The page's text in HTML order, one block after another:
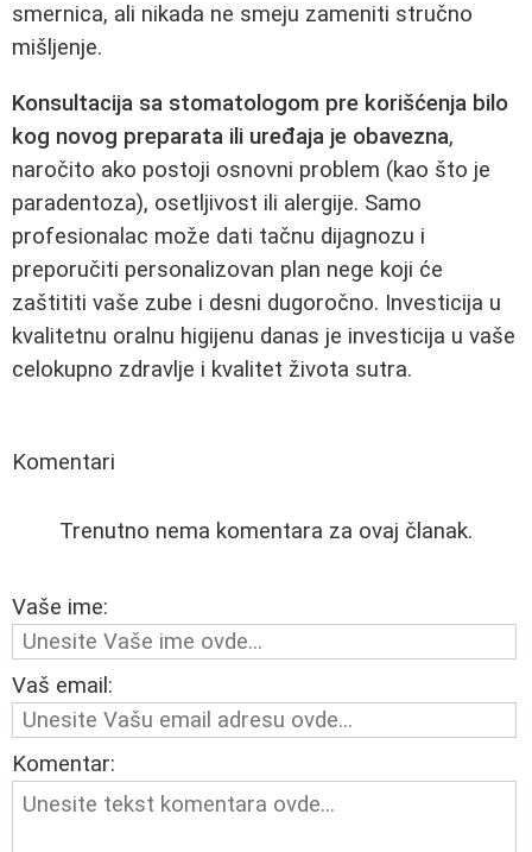
smernica, ali nikada ne smeju zameniti stručno
mišljenje.
Konsultacija sa stomatologom pre korišćenja bilo
kog novog preparata ili uređaja je obavezna,
naročito ako postoji osnovni problem (kao što je
paradentoza), osetljivost ili alergije. Samo
profesionalac može dati tačnu dijagnozu i
preporučiti personalizovan plan nege koji će
zaštititi vaše zube i desni dugoročno. Investicija u
kvalitetnu oralnu higijenu danas je investicija u vaše
celokupno zdravlje i kvalitet života sutra.
Komentari
Trenutno nema komentara za ovaj članak.
Vaše ime:
Vaš email:
Komentar: